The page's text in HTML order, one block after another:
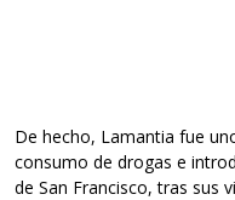
De hecho, Lamantia fue
consumo de drogas e
de San Francisco, tras sus